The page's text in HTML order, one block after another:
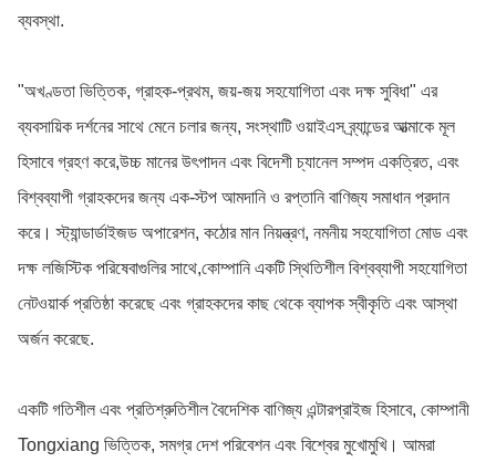
ব্যবস্থা.
"অখণ্ডতা ভিত্তিক, গ্রাহক-প্রথম, জয়-জয় সহযোগিতা এবং দক্ষ সুবিধা" এর
ব্যবসায়িক দর্শনের সাথে মেনে চলার জন্য, সংস্থাটি ওয়াইএস ব্র্যান্ডের আত্মাকে মূল
হিসাবে গ্রহণ করে,উচ্চ মানের উৎপাদন এবং বিদেশী চ্যানেল সম্পদ একত্রিত, এবং
বিশ্বব্যাপী গ্রাহকদের জন্য এক-স্টপ আমদানি ও রপ্তানি বাণিজ্য সমাধান প্রদান
করে। স্ট্যান্ডার্ডাইজড অপারেশন, কঠোর মান নিয়ন্ত্রণ, নমনীয় সহযোগিতা মোড এবং
দক্ষ লজিস্টিক পরিষেবাগুলির সাথে,কোম্পানি একটি স্থিতিশীল বিশ্বব্যাপী সহযোগিতা
নেটওয়ার্ক প্রতিষ্ঠা করেছে এবং গ্রাহকদের কাছ থেকে ব্যাপক স্বীকৃতি এবং আস্থা
অর্জন করেছে.
একটি গতিশীল এবং প্রতিশ্রুতিশীল বৈদেশিক বাণিজ্য এন্টারপ্রাইজ হিসাবে, কোম্পানী
Tongxiang ভিত্তিক, সমগ্র দেশ পরিবেশন এবং বিশ্বের মুখোমুখি। আমরা